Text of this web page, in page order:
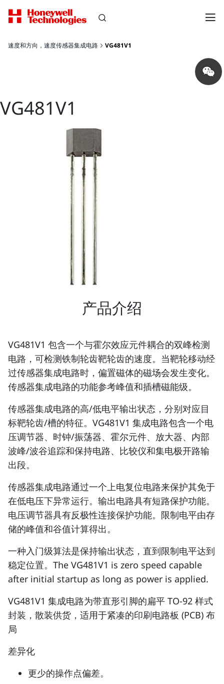
速度和方向，速度传感器集成电路 VG481V1
Share
on
wechat
VG481V1
产品介绍
VG481V1 包含一个与霍尔效应元件耦合的双峰检测
电路，可检测铁制轮齿靶轮齿的速度。当靶轮移动经
过传感器集成电路时，偏置磁体的磁场会发生变化。
传感器集成电路的功能参考峰值和插槽磁能级。
传感器集成电路的高/低电平输出状态，分别对应目
标靶轮齿/槽的特征。VG481V1 集成电路包含一个电
压调节器、时钟/振荡器、霍尔元件、放大器、内部
波峰/波谷追踪和保持电路、比较仪和集电极开路输
出段。
传感器集成电路通过一个上电复位电路来保护其免于
在低电压下异常运行。输出电路具有短路保护功能。
电压调节器具有反极性连接保护功能。限制电平由存
储的峰值和谷值计算得出。
一种入门级算法是保持输出状态，直到限制电平达到
稳定位置。The VG481V1 is zero speed capable
after initial startup as long as power is applied.
VG481V1 集成电路为带直形引脚的扁平 TO-92 样式
封装，散装供货，适用于紧凑的印刷电路板 (PCB) 布
局
差异化
更少的操作点偏差。